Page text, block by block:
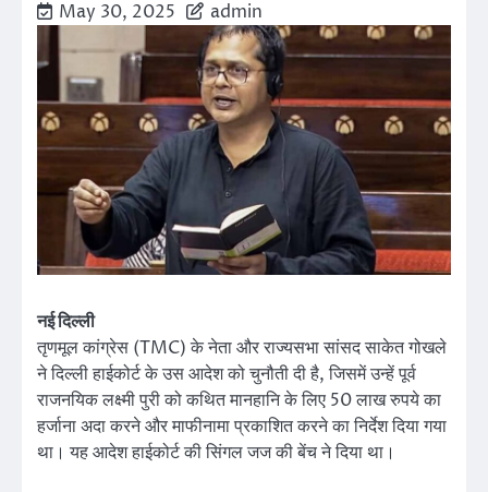
May 30, 2025 admin
नई दिल्ली
तृणमूल कांग्रेस (TMC) के नेता और राज्यसभा सांसद साकेत गोखले
ने दिल्ली हाईकोर्ट के उस आदेश को चुनौती दी है, जिसमें उन्हें पूर्व
राजनयिक लक्ष्मी पुरी को कथित मानहानि के लिए 50 लाख रुपये का
हर्जाना अदा करने और माफीनामा प्रकाशित करने का निर्देश दिया गया
था। यह आदेश हाईकोर्ट की सिंगल जज की बेंच ने दिया था।